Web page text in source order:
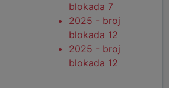
blokada 7
2025 - broj
blokada 12
2025 - broj
blokada 12